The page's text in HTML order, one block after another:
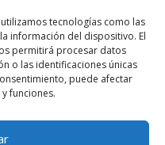
tecnologías como las
información del dispositivo. El
permitirá procesar datos
o las identificaciones únicas
puede afectar
funciones.